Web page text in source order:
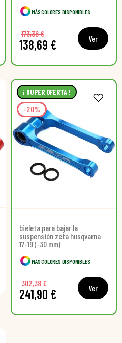
MÁS COLORES DISPONIBLES
138,69 €
173,36 € Ver
¡ SUPER OFERTA !
-20%
bieleta para bajar la
suspensión zeta husqvarna
17-19 (-30 mm)
MÁS COLORES DISPONIBLES
241,90 €
302,38 € Ver